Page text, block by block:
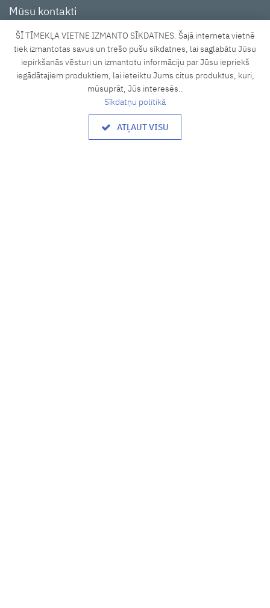
Mūsu kontakti
Tīraines iela 3A, Rīga, LV-1058
shop@lucidus.lv
+371 27833637
ŠĪ TĪMEKĻA VIETNE IZMANTO SĪKDATNES. Šajā interneta vietnē
tiek izmantotas savus un trešo pušu sīkdatnes, lai saglabātu Jūsu
iepirkšanās vēsturi un izmantotu informāciju par Jūsu iepriekš
iegādātajiem produktiem, lai ieteiktu Jums citus produktus, kuri,
mūsuprāt, Jūs interesēs..
Sīkdatņu politikā
ATĻAUT VISU